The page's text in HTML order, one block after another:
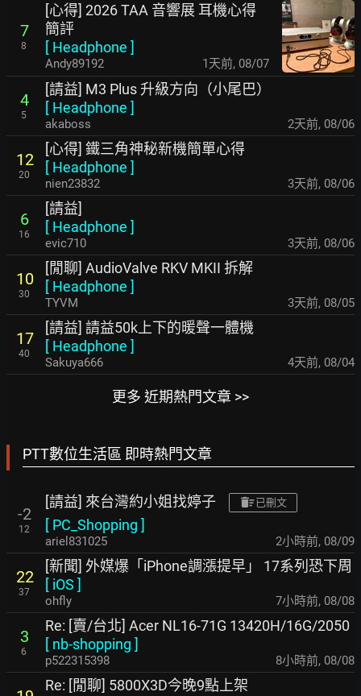
7
8
[心得] 2026 TAA 音響展 耳機心得
簡評
[ Headphone ]
Andy89192 1天前, 08/07
4
5
[請益] M3 Plus 升級方向（小尾巴）
[ Headphone ]
akaboss 2天前, 08/06
12
20
[心得] 鐵三角神秘新機簡單心得
[ Headphone ]
nien23832 3天前, 08/06
6
16
[請益]
[ Headphone ]
evic710 3天前, 08/06
10
30
[閒聊] AudioValve RKV MKII 拆解
[ Headphone ]
TYVM 3天前, 08/05
17
40
[請益] 請益50k上下的暖聲一體機
[ Headphone ]
Sakuya666 4天前, 08/04
更多 近期熱門文章 >>
PTT數位生活區 即時熱門文章
-2
12
[請益] 來台灣約小姐找婷子 已刪文
[ PC_Shopping ]
ariel831025 2小時前, 08/09
22
37
[新聞] 外媒爆「iPhone調漲提早」 17系列恐下周
[ iOS ]
ohfly 7小時前, 08/08
3
6
Re: [賣/台北] Acer NL16-71G 13420H/16G/2050
[ nb-shopping ]
p522315398 8小時前, 08/08
Re: [閒聊] 5800X3D今晚9點上架